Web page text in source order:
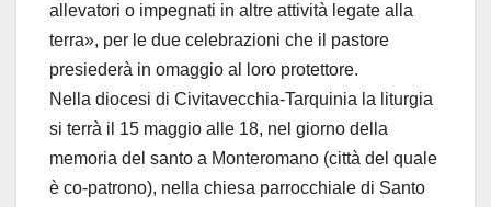
allevatori o impegnati in altre attività legate alla
terra», per le due celebrazioni che il pastore
presiederà in omaggio al loro protettore.
Nella diocesi di Civitavecchia-Tarquinia la liturgia
si terrà il 15 maggio alle 18, nel giorno della
memoria del santo a Monteromano (città del quale
è co-patrono), nella chiesa parrocchiale di Santo